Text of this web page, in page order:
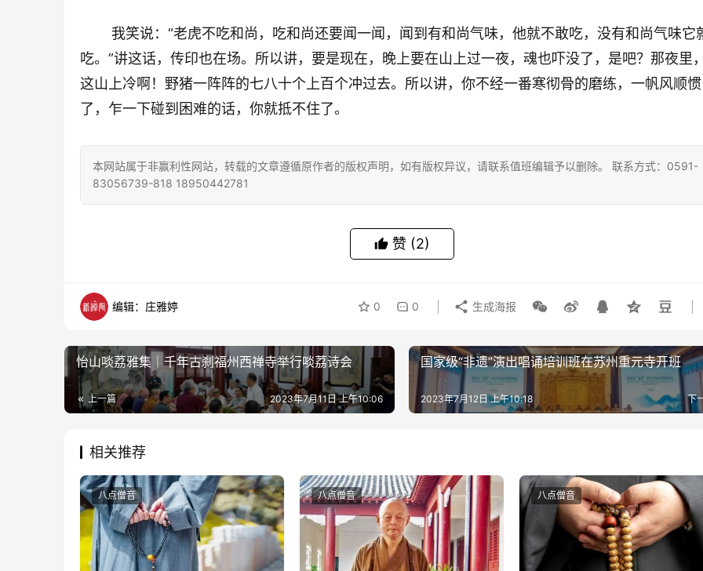
我笑说：“老虎不吃和尚，吃和尚还要闻一闻，闻到有和尚气味，他就不敢吃，没有和尚气味它
吃。”讲这话，传印也在场。所以讲，要是现在，晚上要在山上过一夜，魂也吓没了，是吧？那夜里
这山上冷啊！野猪一阵阵的七八十个上百个冲过去。所以讲，你不经一番寒彻骨的磨练，一帆风顺惯
了，乍一下碰到困难的话，你就抵不住了。
本网站属于非赢利性网站，转载的文章遵循原作者的版权声明，如有版权异议，请联系值班编辑予以删除。 联系方式：0591-
83056739-818 18950442781
赞 (2)
编辑：庄雅婷 0 0 生成海报
怡山啖荔雅集｜千年古刹福州西禅寺举行啖荔诗会
上一篇 2023年7月11日 上午10:06
国家级“非遗”演出唱诵培训班在苏州重元寺开班
下
2023年7月12日 上午10:18
相关推荐
八点僧音 八点僧音 八点僧音